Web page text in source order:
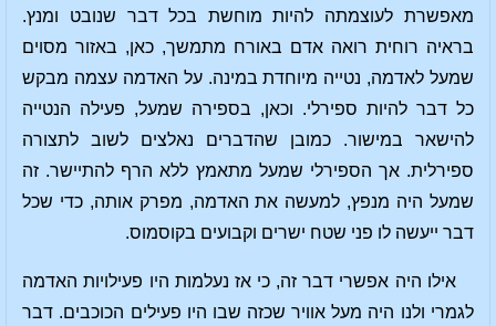
מאפשרת לעוצמתה להיות מוחשת בכל דבר שנובט ומנץ.
בראיה רוחית רואה אדם באורח מתמשך, כאן, באזור מסוים
שמעל לאדמה, נטייה מיוחדת במינה. על האדמה עצמה מבקש
כל דבר להיות ספירלי. וכאן, בספירה שמעל, פעילה הנטייה
להישאר במישור. כמובן שהדברים נאלצים לשוב לתצורה
ספירלית. אך הספירלי שמעל מתאמץ ללא הרף להתיישר. זה
שמעל היה מנפץ, למעשה את האדמה, מפרק אותה, כדי שכל
דבר ייעשה לו פני שטח ישרים וקבועים בקוסמוס.
אילו היה אפשרי דבר זה, כי אז נעלמות היו פעילויות האדמה
לגמרי ולנו היה מעל אוויר שכזה שבו היו פעילים הכוכבים. דבר